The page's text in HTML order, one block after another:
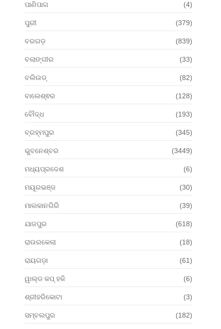
ପାଣିପାଗ (4)
ପୁରୀ (379)
ବରଗଡ଼ (839)
ବଲାଙ୍ଗୀର (33)
ବଲିଉଡ୍ (82)
ବାଲେଶ୍ଵର (128)
ବୌଦ୍ଧ (193)
ବ୍ରହ୍ମପୁର (345)
ଭୁବନେଶ୍ବର (3449)
ମଧ୍ୟପ୍ରଦେଶ (6)
ମୟୂରଭଞ୍ଜ (30)
ମାଲକାନଗିରି (39)
ଯାଜପୁର (618)
ରାଉରକେଲା (18)
ରାୟଗଡ଼ା (61)
ୱାଲ୍ଡ କପ୍ ହକି (6)
ଶ୍ରୀହରିକୋଟା (3)
ସମ୍ବଲପୁର (182)